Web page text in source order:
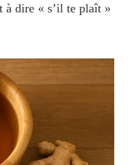
à dire « s’il te plaît »